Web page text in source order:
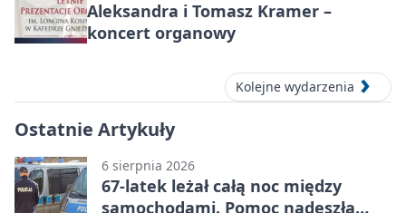
Aleksandra i Tomasz Kramer –
koncert organowy
Kolejne wydarzenia
Ostatnie Artykuły
6 sierpnia 2026
67-latek leżał całą noc między
samochodami. Pomoc nadeszła